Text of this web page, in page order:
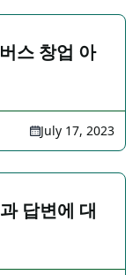
스 창업 아
July 17, 2023
답변에 대